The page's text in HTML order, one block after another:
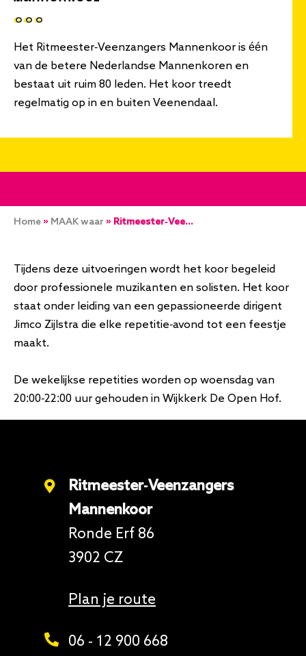
Het Ritmeester-Veenzangers Mannenkoor is één
van de betere Nederlandse Mannenkoren en
bestaat uit ruim 80 leden. Het koor treedt
regelmatig op in en buiten Veenendaal.
Kruimelpad
Home MAAK waar Ritmeester-Veenzangers Mannenkoor
Tijdens deze uitvoeringen wordt het koor begeleid
door professionele muzikanten en solisten. Het koor
staat onder leiding van een gepassioneerde dirigent
Jimco Zijlstra die elke repetitie-avond tot een feestje
maakt.
De wekelijkse repetities worden op woensdag van
20:00-22:00 uur gehouden in Wijkkerk De Open Hof.
Ritmeester-Veenzangers
Mannenkoor
Ronde Erf 86
3902 CZ
Plan je route
06 - 12 900 668